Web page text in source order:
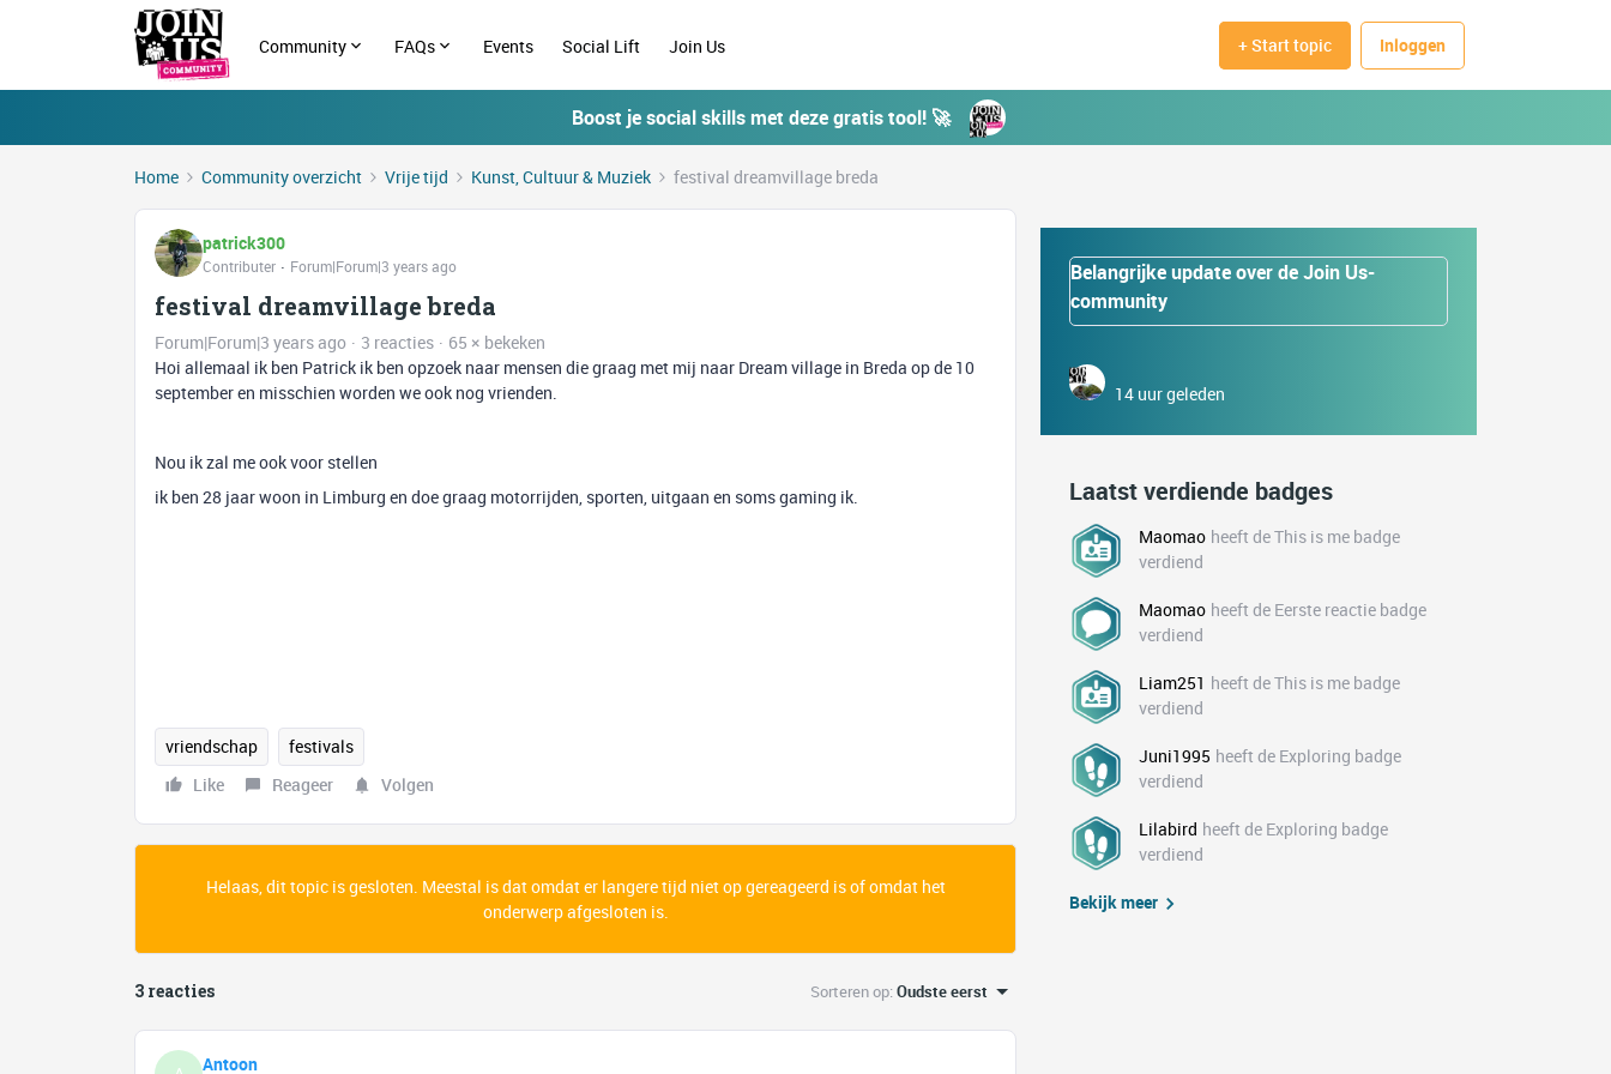
Community FAQs Events Social Lift Join Us + Start topic Inloggen
Boost je social skills met deze gratis tool! 🚀
Home Community overzicht Vrije tijd Kunst, Cultuur & Muziek festival dreamvillage breda
patrick300
Contributer Forum|Forum|3 years ago
festival dreamvillage breda
Forum|Forum|3 years ago 3 reacties
65 × bekeken
Hoi allemaal ik ben Patrick ik ben opzoek naar mensen die graag met mij naar Dream village in Breda op de 10
september en misschien worden we ook nog vrienden.
Nou ik zal me ook voor stellen
ik ben 28 jaar woon in Limburg en doe graag motorrijden, sporten, uitgaan en soms gaming ik.
vriendschap
festivals
Like
Reageer Volgen
Helaas, dit topic is gesloten. Meestal is dat omdat er langere tijd niet op gereageerd is of omdat het
onderwerp afgesloten is.
3 reacties Sorteren op:Oudste eerst
Antoon
Belangrijke update over de Join Us-
community
14 uur geleden
Laatst verdiende badges
Maomao heeft de This is me badge
verdiend
Maomao heeft de Eerste reactie badge
verdiend
Liam251 heeft de This is me badge
verdiend
Juni1995 heeft de Exploring badge
verdiend
Lilabird heeft de Exploring badge
verdiend
Bekijk meer